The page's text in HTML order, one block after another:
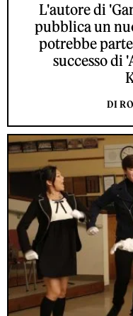
L'autore di
pubblica un
potrebbe
successo di
DI